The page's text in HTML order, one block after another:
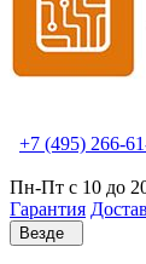
+7 (495) 266-
Пн-Пт с 10 до
Гарантия
Везде